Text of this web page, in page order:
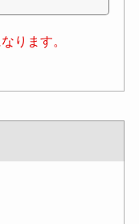
ります。